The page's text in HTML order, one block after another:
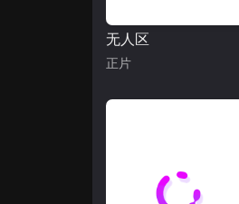
无人区
正片